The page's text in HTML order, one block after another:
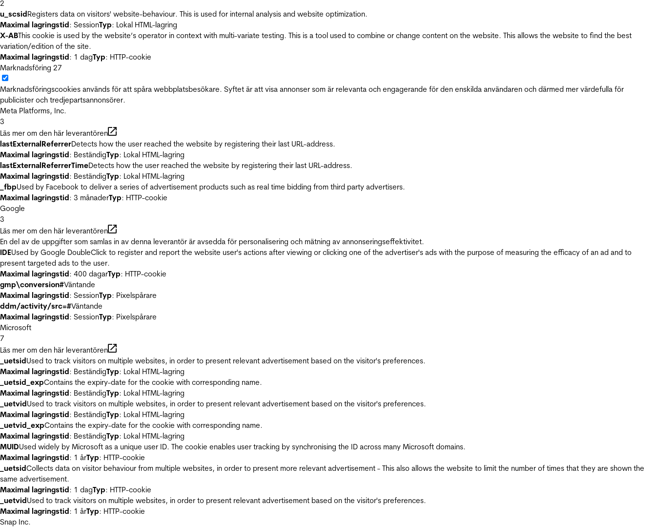
2
u_scsidRegisters data on visitors' website-behaviour. This is used for internal analysis and website optimization.
Maximal lagringstid: SessionTyp: Lokal HTML-lagring
X-ABThis cookie is used by the website’s operator in context with multi-variate testing. This is a tool used to combine or change content on the website. This allows the website to find the best
variation/edition of the site.
Maximal lagringstid: 1 dagTyp: HTTP-cookie
Marknadsföring 27
Marknadsföringscookies används för att spåra webbplatsbesökare. Syftet är att visa annonser som är relevanta och engagerande för den enskilda användaren och därmed mer värdefulla för
publicister och tredjepartsannonsörer.
Meta Platforms, Inc.
3
Läs mer om den här leverantören
lastExternalReferrerDetects how the user reached the website by registering their last URL-address.
Maximal lagringstid: BeständigTyp: Lokal HTML-lagring
lastExternalReferrerTimeDetects how the user reached the website by registering their last URL-address.
Maximal lagringstid: BeständigTyp: Lokal HTML-lagring
_fbpUsed by Facebook to deliver a series of advertisement products such as real time bidding from third party advertisers.
Maximal lagringstid: 3 månaderTyp: HTTP-cookie
Google
3
Läs mer om den här leverantören
En del av de uppgifter som samlas in av denna leverantör är avsedda för personalisering och mätning av annonseringseffektivitet.
IDEUsed by Google DoubleClick to register and report the website user's actions after viewing or clicking one of the advertiser's ads with the purpose of measuring the efficacy of an ad and to
present targeted ads to the user.
Maximal lagringstid: 400 dagarTyp: HTTP-cookie
gmp\conversion#Väntande
Maximal lagringstid: SessionTyp: Pixelspårare
ddm/activity/src=#Väntande
Maximal lagringstid: SessionTyp: Pixelspårare
Microsoft
7
Läs mer om den här leverantören
_uetsidUsed to track visitors on multiple websites, in order to present relevant advertisement based on the visitor's preferences.
Maximal lagringstid: BeständigTyp: Lokal HTML-lagring
_uetsid_expContains the expiry-date for the cookie with corresponding name.
Maximal lagringstid: BeständigTyp: Lokal HTML-lagring
_uetvidUsed to track visitors on multiple websites, in order to present relevant advertisement based on the visitor's preferences.
Maximal lagringstid: BeständigTyp: Lokal HTML-lagring
_uetvid_expContains the expiry-date for the cookie with corresponding name.
Maximal lagringstid: BeständigTyp: Lokal HTML-lagring
MUIDUsed widely by Microsoft as a unique user ID. The cookie enables user tracking by synchronising the ID across many Microsoft domains.
Maximal lagringstid: 1 årTyp: HTTP-cookie
_uetsidCollects data on visitor behaviour from multiple websites, in order to present more relevant advertisement - This also allows the website to limit the number of times that they are shown the
same advertisement.
Maximal lagringstid: 1 dagTyp: HTTP-cookie
_uetvidUsed to track visitors on multiple websites, in order to present relevant advertisement based on the visitor's preferences.
Maximal lagringstid: 1 årTyp: HTTP-cookie
Snap Inc.